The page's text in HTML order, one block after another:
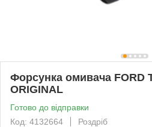
Форсунка омивача FORD
ORIGINAL
Готово до відправки
Код: 4132664
Роздріб